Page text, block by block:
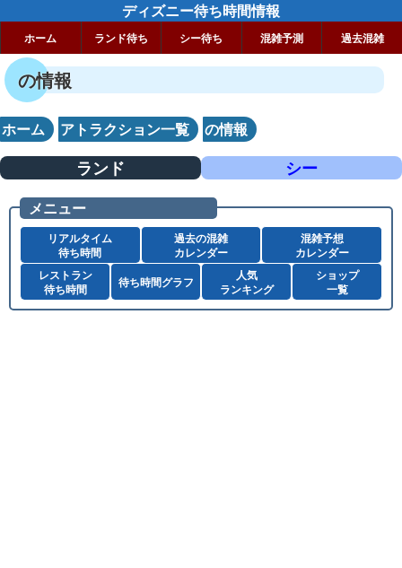
ディズニー待ち時間情報
ホーム ランド待ち シー待ち 混雑予測 過去混雑
の情報
ホーム アトラクション一覧 の情報
ランド シー
メニュー
リアルタイム
待ち時間
過去の混雑
カレンダー
混雑予想
カレンダー
レストラン
待ち時間
待ち時間グラフ
人気
ランキング
ショップ
一覧